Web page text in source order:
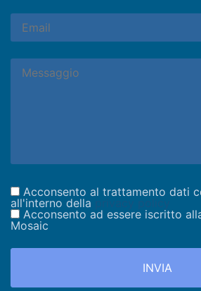
Acconsento al trattamento dati
all'interno della
Acconsento ad essere iscritto
Mosaic